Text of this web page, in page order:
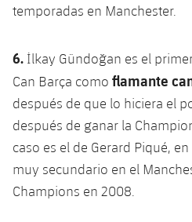
Calendario
Clasificaciones
Fotos
Voleibol masculino
Voleibol femenino
Apúntate a las amateurs
Carnet de las Secciones
League of Legends
VALORANT Rising
VALORANT Game
eFootball
temporadas en Manchester.
6. İlkay Gündoğan es el
Can Barça como flamante
después de que lo hiciera el
después de ganar la
caso es el de Gerard Piqué,
muy secundario en el
Champions en 2008.